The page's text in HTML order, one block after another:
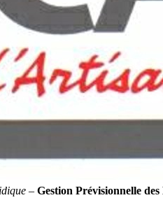
– Gestion Prévisionnelle